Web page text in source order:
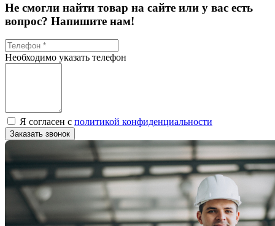
Не смогли найти товар на сайте или у вас есть
вопрос? Напишите нам!
Необходимо указать телефон
Я согласен с политикой конфиденциальности
Заказать звонок